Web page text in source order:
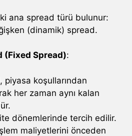
ana spread türü bulunur:
(dinamik) spread.
(Fixed Spread):
piyasa koşullarından
her zaman aynı kalan
dönemlerinde tercih edilir.
işlem maliyetlerini önceden